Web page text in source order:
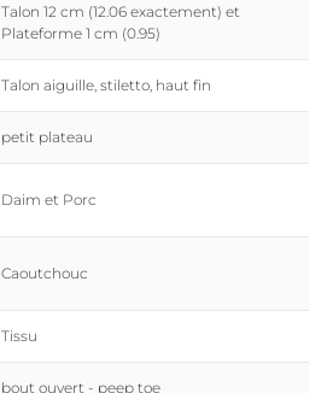
Talon 12 cm (12.06 exactement) et
Plateforme 1 cm (0.95)
Talon aiguille, stiletto, haut fin
petit plateau
Daim et Porc
Caoutchouc
Tissu
bout ouvert - peep toe